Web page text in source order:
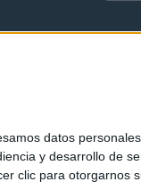
datos
y desarrollo de
clic para